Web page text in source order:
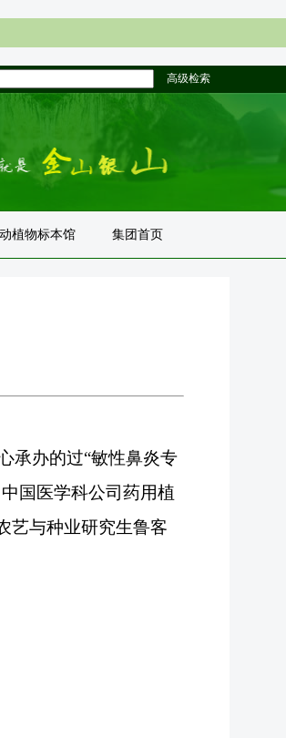
高级检索
动植物标本馆 集团首页
承办的过“敏性鼻炎专
国医学科公司药用植
艺与种业研究生鲁客